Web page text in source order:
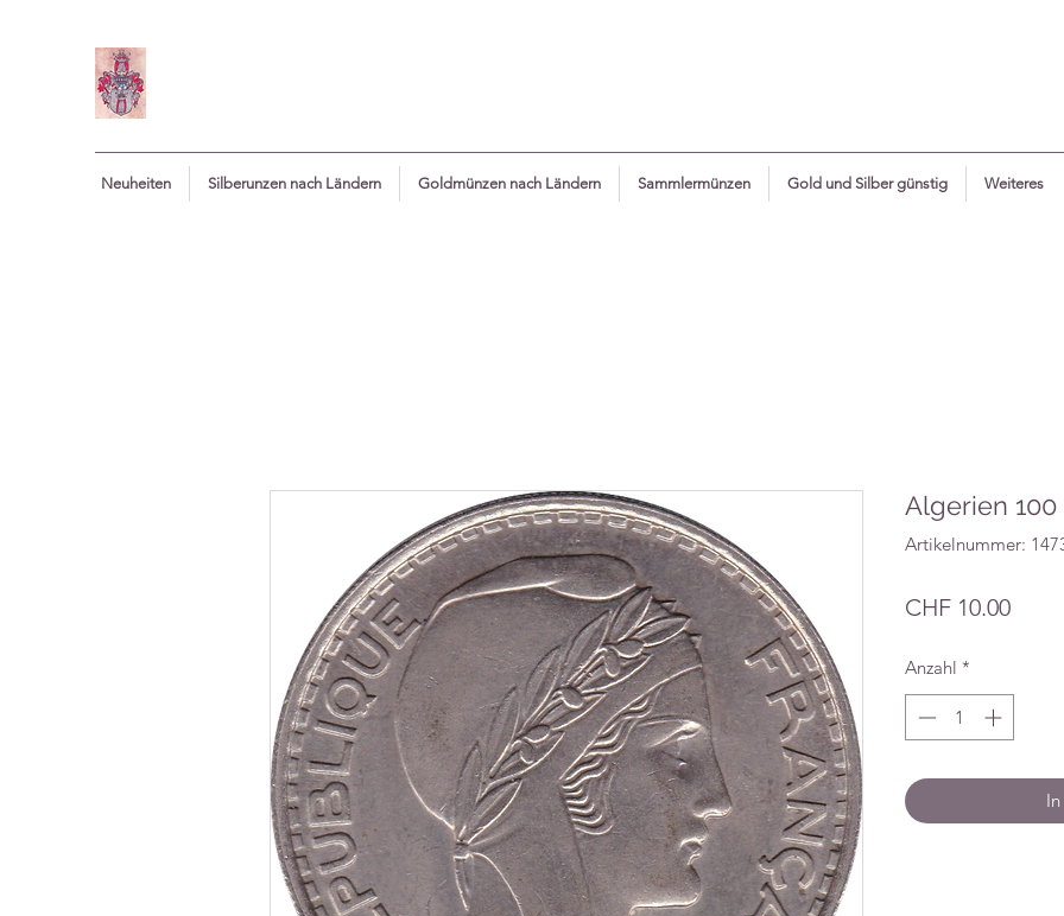
Neuheiten Silberunzen nach Ländern Goldmünzen nach Ländern Sammlermünzen Gold und Silber günstig Weiteres
Algerien 100
Artikelnummer:
CHF 10.00Preis
Anzahl *